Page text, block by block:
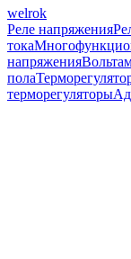
welrok
Реле напряжения
тока
напряжения
пола
терморегуляторы